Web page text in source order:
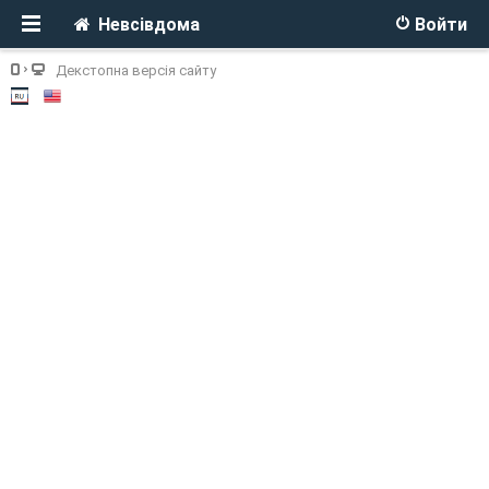
Войти
Невсівдома
Декстопна версія сайту